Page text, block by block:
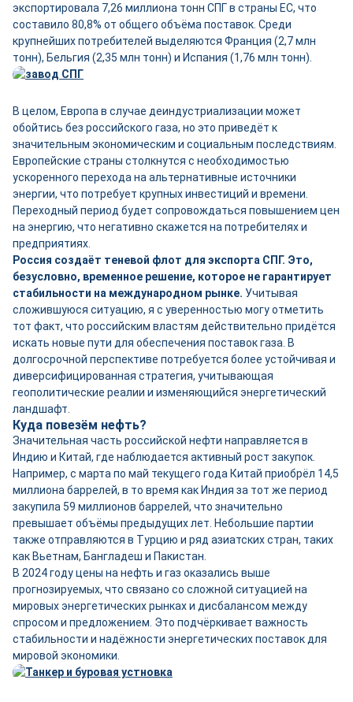
экспортировала 7,26 миллиона тонн СПГ в страны ЕС, что
составило 80,8% от общего объёма поставок. Среди
крупнейших потребителей выделяются Франция (2,7 млн
тонн), Бельгия (2,35 млн тонн) и Испания (1,76 млн тонн).
В целом, Европа в случае деиндустриализации может
обойтись без российского газа, но это приведёт к
значительным экономическим и социальным последствиям.
Европейские страны столкнутся с необходимостью
ускоренного перехода на альтернативные источники
энергии, что потребует крупных инвестиций и времени.
Переходный период будет сопровождаться повышением цен
на энергию, что негативно скажется на потребителях и
предприятиях.
Россия создаёт теневой флот для экспорта СПГ. Это,
безусловно, временное решение, которое не гарантирует
стабильности на международном рынке. Учитывая
сложившуюся ситуацию, я с уверенностью могу отметить
тот факт, что российским властям действительно придётся
искать новые пути для обеспечения поставок газа. В
долгосрочной перспективе потребуется более устойчивая и
диверсифицированная стратегия, учитывающая
геополитические реалии и изменяющийся энергетический
ландшафт.
Куда повезём нефть?
Значительная часть российской нефти направляется в
Индию и Китай, где наблюдается активный рост закупок.
Например, с марта по май текущего года Китай приобрёл 14,5
миллиона баррелей, в то время как Индия за тот же период
закупила 59 миллионов баррелей, что значительно
превышает объёмы предыдущих лет. Небольшие партии
также отправляются в Турцию и ряд азиатских стран, таких
как Вьетнам, Бангладеш и Пакистан.
В 2024 году цены на нефть и газ оказались выше
прогнозируемых, что связано со сложной ситуацией на
мировых энергетических рынках и дисбалансом между
спросом и предложением. Это подчёркивает важность
стабильности и надёжности энергетических поставок для
мировой экономики.